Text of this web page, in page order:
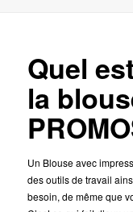
Quel
la
Un Blouse avec
des outils de travail
besoin, de même que